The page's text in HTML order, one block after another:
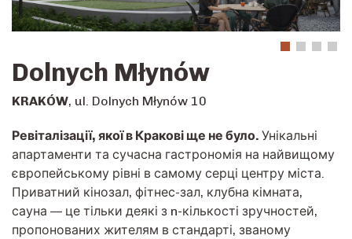
Dolnych Młynów
KRAKÓW, ul. Dolnych Młynów 10
Ревіталізації, якої в Кракові ще не було. Унікальні
апартаменти та сучасна гастрономія на найвищому
європейському рівні в самому серці центру міста.
Приватний кінозал, фітнес-зал, клубна кімната,
сауна — це тільки деякі з n-кількості зручностей,
пропонованих жителям в стандарті, званому